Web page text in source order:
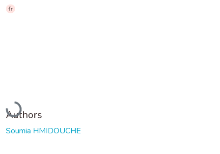
fr
Loading...
Authors
Soumia HMIDOUCHE